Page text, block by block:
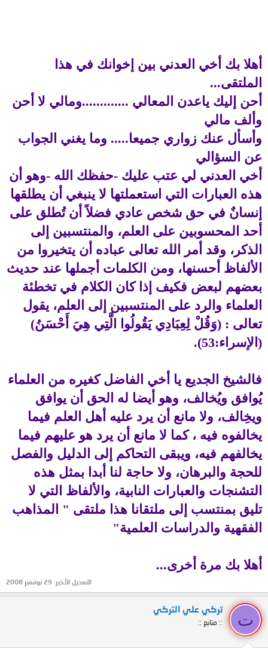
أهلا بك أخي العدني بين إخوانك في هذا
الملتقى...
أحن إليك ياعدن المعالي .............ومالي لا أحن
وألف مالي
وأسأل عنك زواري جميعا..... وما يغني الجواب
عن السؤالي
أخي العدني لي عتب عليك -حفظك الله -وهو أن
هذه العبارات التي استعملتها لا ينبغي أن يطلقها
إنسانٌ في حق شخص عادي فضلاً أن تُطلق على
أحد المحسوبين على العلم، والمنتسبين إلى
الذكر، وقد أمر الله تعالى عباده أن يتخيروا من
الألفاظ أحسنها، ومن الكلمات أجملها عند حديث
بعضهم لبعض فكيف إذا كان الكلام في تخطئة
العلماء والرد على المنتسبين إلى العلم، يقول
تعالى : (وَقُلْ لِعِبَادِي يَقُولُوا الَّتِي هِيَ أَحْسَنُ)
(الإسراء:53).
فالشيخ الجديع يا أخي الفاضل كغيره من العلماء
يُوافق ويُخالف، وهو أيضا له الحق أن يوافق
ويخِالف، ولا مانع أن يرد عليه أهل العلم فيما
يخالفوه فيه ، كما لا مانع أن يرد هو عليهم فيما
يخالفهم فيه، ويبقى التحاكم إلى الدليل والفصل
للحجة والبرهان، ولا حاجة لنا أبدا بمثل هذه
التشنجات والعبارات النابية، والألفاظ التي لا
تليق بمنتسب إلى ملتقانا هذا ملتقى " المذاهب
الفقهية والدراسات العلمية"
أهلا بك مرة أخرى...
التعديل الأخير: 29 نوفمبر 2008
ت
تركي علي التركي
:: متابع ::